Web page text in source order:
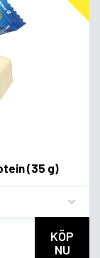
(35 g)
KÖP
NU